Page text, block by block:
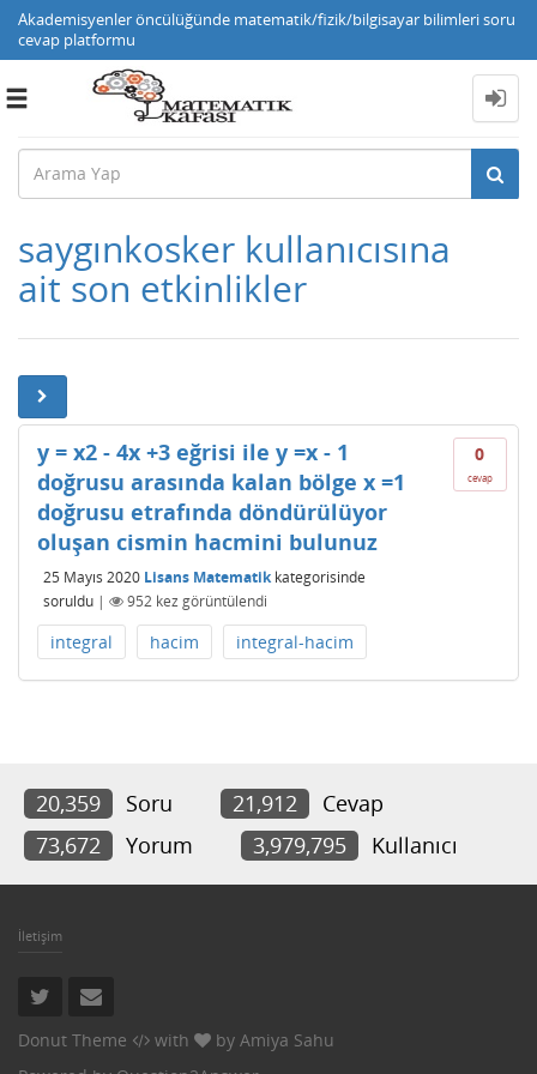
Akademisyenler öncülüğünde matematik/fizik/bilgisayar bilimleri soru
cevap platformu
Toggle
saygınkosker kullanıcısına
ait son etkinlikler
0
cevap
y = x2 - 4x +3 eğrisi ile y =x - 1
doğrusu arasında kalan bölge x =1
doğrusu etrafında döndürülüyor
oluşan cismin hacmini bulunuz
25 Mayıs 2020 Lisans Matematikkategorisinde
soruldu | 952 kez görüntülendi
integral hacim integral-hacim
20,359 Soru 21,912
Cevap
73,672
Yorum 3,979,795 Kullanıcı
İletişim
Donut Theme with by Amiya Sahu